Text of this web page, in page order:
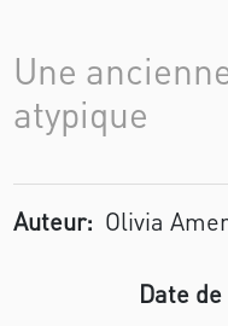
Une
atypique
Auteur: Olivia
Date